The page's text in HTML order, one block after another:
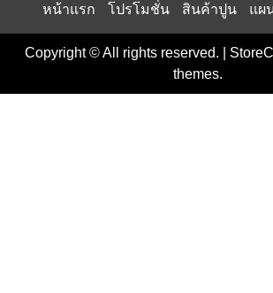
หน้าแรก โปรโมชั่น สินค้าปูน แผ
Copyright © All rights reserved.
themes.